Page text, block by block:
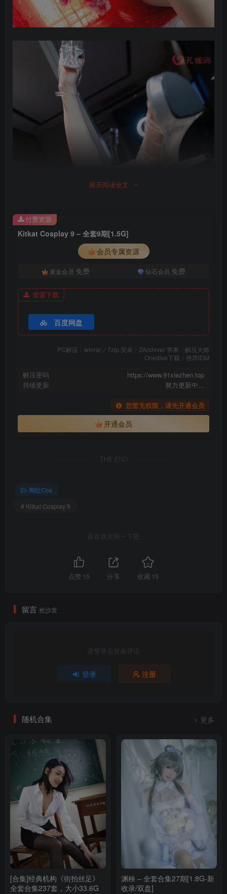
展开阅读全文
Kitkat Cosplay 9 – 全套9期[1.5G]
会员专属资源
黄金会员 免费 钻石会员 免费
资源下载
百度网盘
PC解压：winrar／7zip 安卓：ZArchiver 苹果：解压大师
Onedive下载：推荐IDM
解压密码
https://www.91xiezhen.top
持续更新
努力更新中...
您暂无权限，请先开通会员
开通会员
付费资源
THE END
网红Cos
# Kitkat Cosplay 9
喜欢就支持一下吧
点赞 15 分享 收藏 15
留言 抢沙发
请登录后发表评论
登录 注册
随机合集 更多
[合集]经典机构《街拍丝足》
全套合集237套，大小33.6G
渊秧 – 全套合集27期[1.8G-新
收录/双盘]